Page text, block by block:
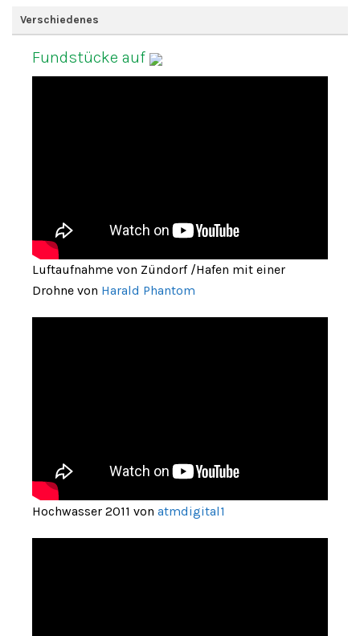
Verschiedenes
Fundstücke auf
Luftaufnahme von Zündorf /Hafen mit einer
Drohne von Harald Phantom
Hochwasser 2011 von atmdigital1